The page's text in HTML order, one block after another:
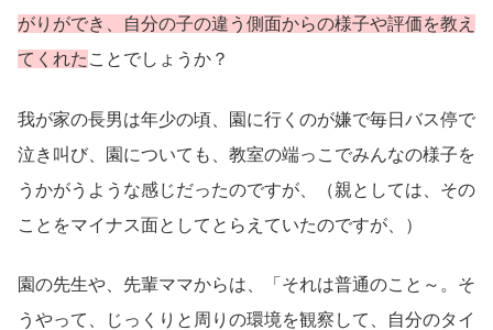
がりができ、自分の子の違う側面からの様子や評価を教え
てくれた ことでしょうか？
我が家の長男は年少の頃、園に行くのが嫌で毎日バス停で
泣き叫び、園についても、教室の端っこでみんなの様子を
うかがうような感じだったのですが、（親としては、その
ことをマイナス面としてとらえていたのですが、）
園の先生や、先輩ママからは、「それは普通のこと～。そ
うやって、じっくりと周りの環境を観察して、自分のタイ